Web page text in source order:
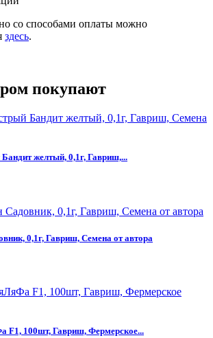
со способами оплаты можно
здесь.
покупают
желтый, 0,1г, Гавриш,...
0,1г, Гавриш, Семена от автора
F1, 100шт, Гавриш, Фермерское...